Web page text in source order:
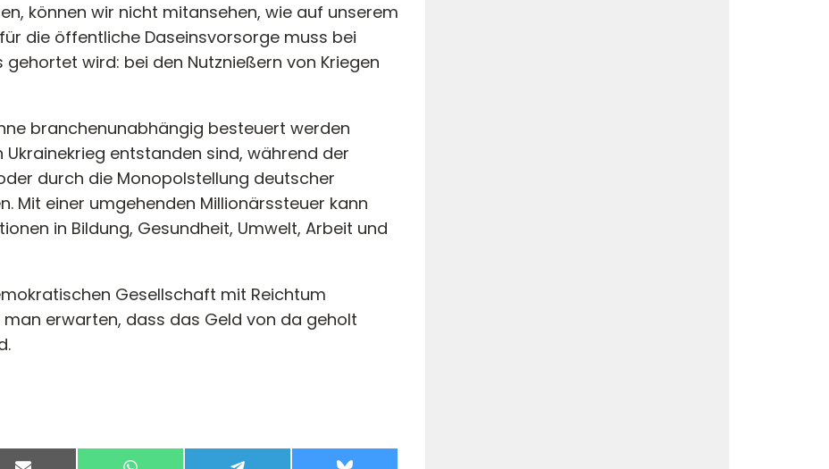
können wir nicht mitansehen, wie auf unserem
die öffentliche Daseinsvorsorge muss bei
wird: bei den Nutznießern von Kriegen
branchenunabhängig besteuert werden
entstanden sind, während der
durch die Monopolstellung deutscher
Mit einer umgehenden Millionärssteuer kann
in Bildung, Gesundheit, Umwelt, Arbeit und
Gesellschaft mit Reichtum
erwarten, dass das Geld von da geholt